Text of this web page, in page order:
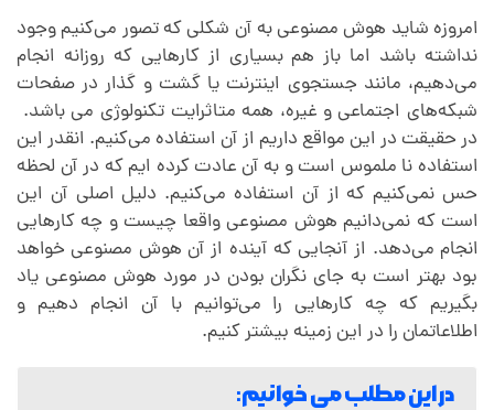
و
ع
ی
A
I
چ
امروزه شاید هوش مصنوعی به آن شکلی که تصور می‌کنیم وجود
نداشته باشد اما باز هم بسیاری از کارهایی که روزانه انجام
می‌دهیم، مانند جستجوی اینترنت یا گشت و گذار در صفحات
شبکه‌های اجتماعی و غیره، همه متاثرایت تکنولوژی می باشد.
در حقیقت در این مواقع داریم از آن استفاده می‌کنیم. انقدر این
استفاده نا ملموس است و به آن عادت کرده ایم که در آن لحظه
حس نمی‌کنیم که از آن استفاده می‌کنیم. دلیل اصلی آن این
است که نمی‌دانیم هوش مصنوعی واقعا چیست و چه کارهایی
انجام می‌دهد. از آنجایی که آینده از آن هوش مصنوعی خواهد
بود بهتر است به جای نگران بودن در مورد هوش مصنوعی یاد
بگیریم که چه کارهایی را می‌توانیم با آن انجام دهیم و
اطلاعاتمان را در این زمینه بیشتر کنیم.
در این مطلب می خوانیم: